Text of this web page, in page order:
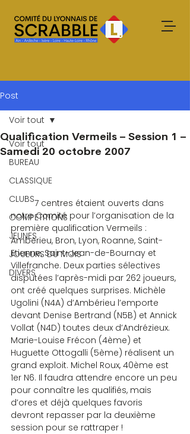
Post
Voir tout
BUREAU
CLASSIQUE
CLUBS
COMPETITIONS
JEUNES
JOUEURS DU MOIS
DIVERS
Voir tout
Qualification Vermeils – Session 1 –
Samedi 20 octobre 2007
	7 centres étaient ouverts dans
notre Comité pour l’organisation de la
première qualification Vermeils :
Ambérieu, Bron, Lyon, Roanne, Saint-
Etienne, Saint-Jean-de-Bournay et
Villefranche. Deux parties sélectives
disputées l’après-midi par 262 joueurs,
ont créé quelques surprises. Michèle
Ugolini (N4A) d’Ambérieu l’emporte
devant Denise Bertrand (N5B) et Annick
Vollat (N4D) toutes deux d’Andrézieux.
Marie-Louise Frécon (4ème) et
Huguette Ottogalli (5ème) réalisent un
grand exploit. Michel Roux, 40ème est
1er N6. Il faudra attendre encore un peu
pour connaître les qualifiés, mais
d’ores et déjà quelques favoris
devront repasser par la deuxième
session pour se rattraper !